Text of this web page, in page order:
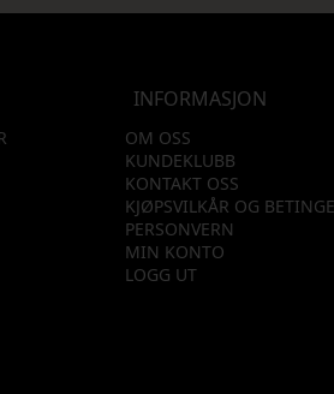
INFORMASJON
OM OSS
KUNDEKLUBB
KONTAKT OSS
KJØPSVILKÅR OG
PERSONVERN
MIN KONTO
LOGG UT